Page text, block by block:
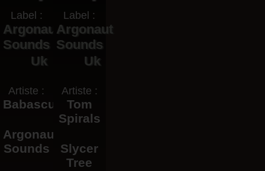
Label :
Argonaut
Sounds
Uk
Artiste :
Babascum
Argonaut
Sounds
Label :
Argonaut
Sounds
Uk
Artiste :
Tom
Spirals
Slycer
Tree